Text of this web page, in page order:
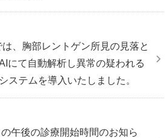
、胸部レントゲン所見の見落と
にて自動解析し異常の疑われる
ステムを導入いたしました。
午後の診療開始時間のお知ら